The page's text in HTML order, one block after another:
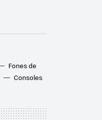
Fones de
Consoles